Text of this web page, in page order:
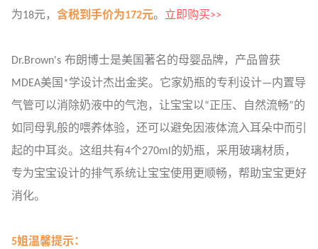
为18元， 含税到手价为172元。 立即购买>>
Dr.Brown's 布朗博士是美国著名的母婴品牌，产品曾获
MDEA美国*学设计杰出金奖。它家奶瓶的专利设计—内置导
气管可以消除奶液中的气泡，让宝宝以“正压、自然流畅”的
如同母乳般的喂养体验，还可以避免因液体流入耳朵中而引
起的中耳炎。这组共有4个270ml的奶瓶，采用玻璃材质，
专为宝宝设计的排气系统让宝宝使用更顺畅，帮助宝宝更好
消化。
5姐温馨提示：